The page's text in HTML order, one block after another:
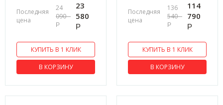
Последняя
цена
24
090
Р
23
580
Р
КУПИТЬ В 1 КЛИК
В КОРЗИНУ
Последняя
цена
136
540
Р
114
790
Р
КУПИТЬ В 1 КЛИК
В КОРЗИНУ